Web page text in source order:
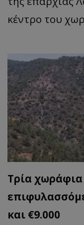
κέντρο του
Τρία
και €9.000